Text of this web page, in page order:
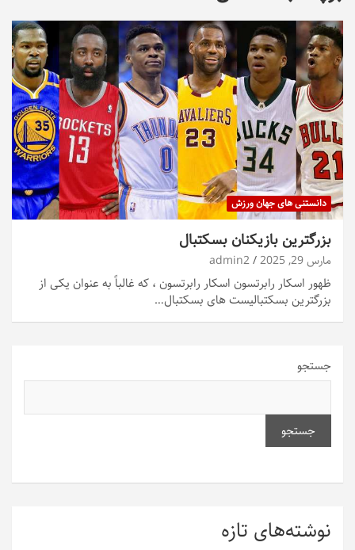
دانستنی های جهان ورزش
بزرگترین بازیکنان بسکتبال
مارس 29, 2025 admin2
ظهور اسکار رابرتسون اسکار رابرتسون ، که غالباً به عنوان یکی از
بزرگترین بسکتبالیست های بسکتبال…
جستجو
جستجو
نوشته‌های تازه